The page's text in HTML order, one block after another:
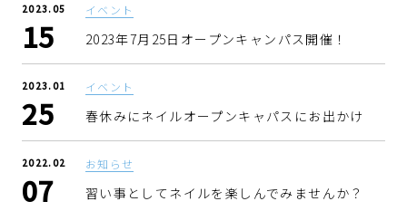
2023.05
15
イベント
2023年7月25日オープンキャンパス開催！
2023.01
25
イベント
春休みにネイルオープンキャパスにお出かけ
2022.02
07
お知らせ
習い事としてネイルを楽しんでみませんか？